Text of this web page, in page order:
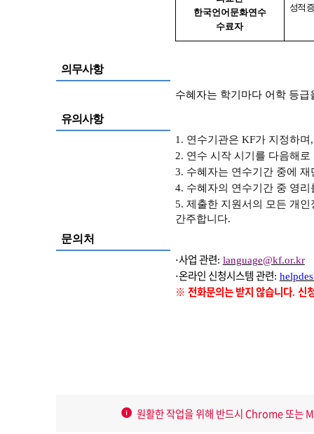
성적
한국언어문화연수
수료자
의무사항
수혜자는 학기마다 어학 등
유의사항
1. 연수기관은 KF가 지정하
2. 연수 시작 시기를 다음해
3. 수혜자는 연수기간 중에
4. 수혜자의 연수기간 중 영
5. 제출한 지원서의 모든 개
간주합니다.
문의처
⋅사업 관련: language@kf.or.kr
⋅온라인 신청시스템 관련:
※ 전화문의는 받지 않습니다. 신
원활한 작업을 위해 반드시 Chrome 또는